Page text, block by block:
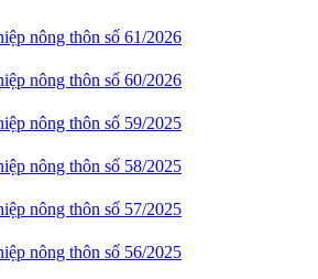
nông thôn số 61/2026
nông thôn số 60/2026
nông thôn số 59/2025
nông thôn số 58/2025
nông thôn số 57/2025
nông thôn số 56/2025